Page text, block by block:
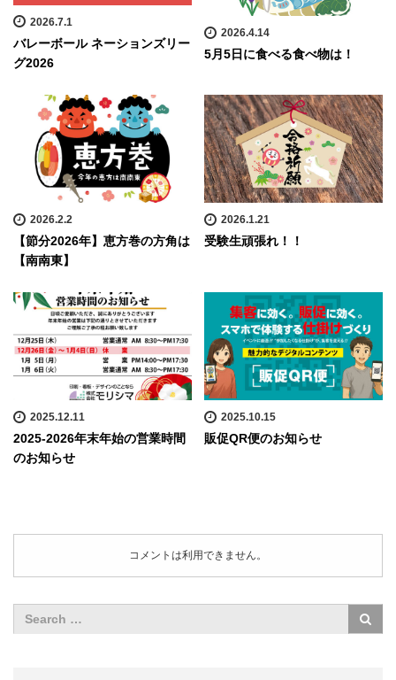
2026.7.1
バレーボール ネーションズリー
グ2026
2026.4.14
5月5日に食べる食べ物は！
2026.2.2
【節分2026年】恵方巻の方角は
【南南東】
2026.1.21
受験生頑張れ！！
2025.12.11
2025-2026年末年始の営業時間
のお知らせ
2025.10.15
販促QR便のお知らせ
コメントは利用できません。